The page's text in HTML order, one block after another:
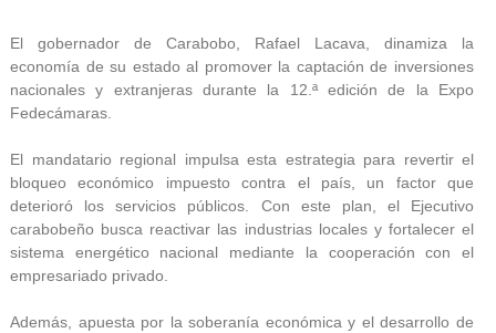
El gobernador de Carabobo, Rafael Lacava, dinamiza la
economía de su estado al promover la captación de inversiones
nacionales y extranjeras durante la 12.ª edición de la Expo
Fedecámaras.
El mandatario regional impulsa esta estrategia para revertir el
bloqueo económico impuesto contra el país, un factor que
deterioró los servicios públicos. Con este plan, el Ejecutivo
carabobeño busca reactivar las industrias locales y fortalecer el
sistema energético nacional mediante la cooperación con el
empresariado privado.
Además, apuesta por la soberanía económica y el desarrollo de